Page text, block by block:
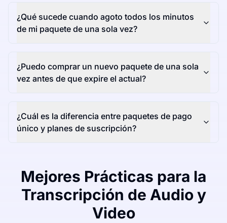
¿Qué sucede cuando agoto todos los minutos
de mi paquete de una sola vez?
¿Puedo comprar un nuevo paquete de una sola
vez antes de que expire el actual?
¿Cuál es la diferencia entre paquetes de pago
único y planes de suscripción?
Mejores Prácticas para la
Transcripción de Audio y
Video